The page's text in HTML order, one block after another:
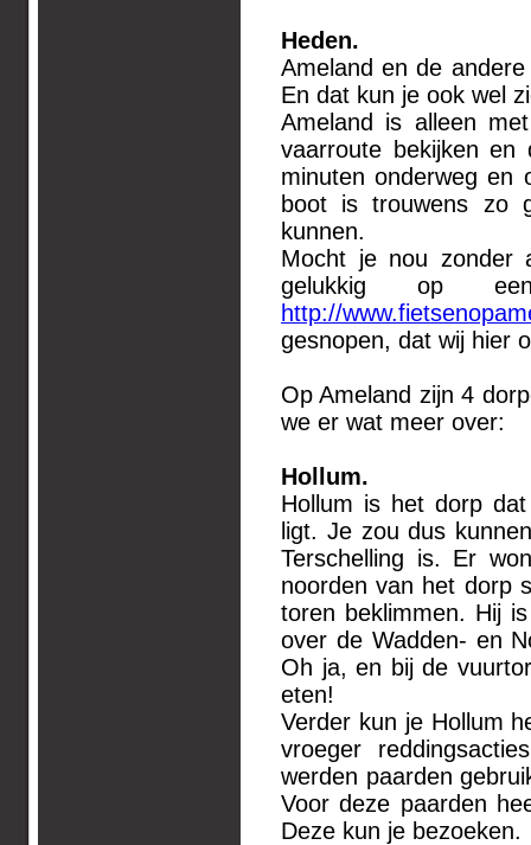
Heden.
Ameland en de
En dat kun je ook wel
Ameland is alleen
vaarroute bekijken
minuten onderweg en
boot is trouwens zo
kunnen.
Mocht je nou zonder
gelukkig op
http://
gesnopen, dat wij hier
Op Ameland zijn 4
we er wat meer over:
Hollum is het dorp
ligt. Je zou dus
Terschelling is. Er
noorden van het dorp
toren beklimmen. Hij
over de Wadden- en
Oh ja, en bij de
eten!
Verder kun je Hollum
vroeger
werden paarden
Voor deze paarden
Deze kun je bezoeken.